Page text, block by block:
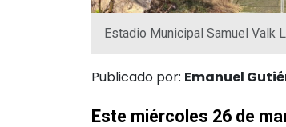
Estadio Municipal Samuel Valk
Publicado por: Emanuel
Este miércoles 26 de